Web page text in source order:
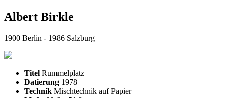
Albert Birkle
1900 Berlin - 1986 Salzburg
Titel Rummelplatz
Datierung 1978
Technik Mischtechnik auf Papier